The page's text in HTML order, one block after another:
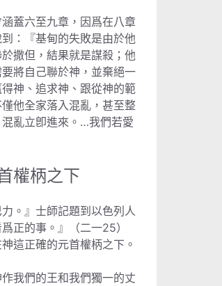
蓋六至九章，因爲在八章
：『基甸的失敗是由於他
撒但，結果就是謀殺；他
將自己聯於神，並棄絕一
神、追求神、跟從神的範
他全家落入混亂，甚至整
亂立卽進來。…我們若愛
權柄之下
。』士師記題到以色列人
正的事。』（二一25）
這正確的元首權柄之下。
我們的王和我們獨一的丈